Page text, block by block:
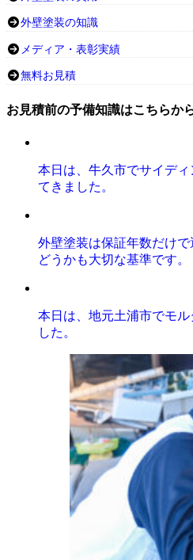
外壁塗装の知識
メディア・表彰実績
無料お見積
お見積前の予備知識はこちらか
本日は、牛久市でサイデ
てきました。
外壁塗装は保証年数だけ
どうかも大切な基準です。
本日は、地元土浦市でモ
した。